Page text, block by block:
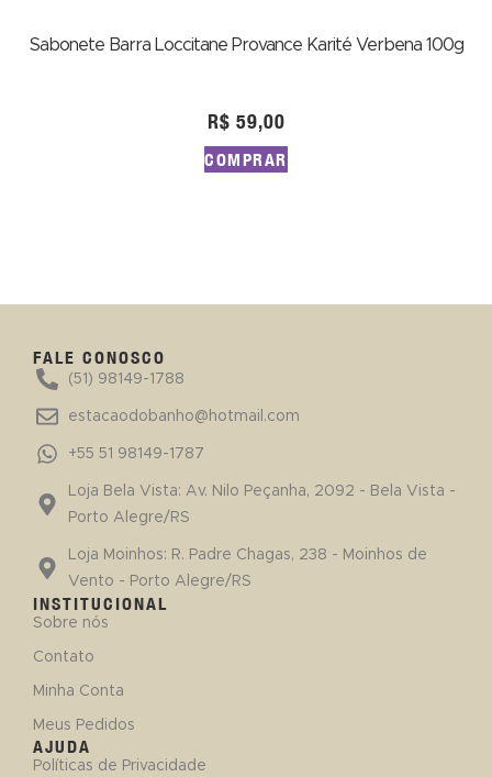
Sabonete Barra Loccitane Provance Karité Verbena 100g
R$ 59,00
COMPRAR
FALE CONOSCO
(51) 98149-1788
estacaodobanho@hotmail.com
+55 51 98149-1787
Loja Bela Vista: Av. Nilo Peçanha, 2092 - Bela Vista -
Porto Alegre/RS
Loja Moinhos: R. Padre Chagas, 238 - Moinhos de
Vento - Porto Alegre/RS
INSTITUCIONAL
Sobre nós
Contato
Minha Conta
Meus Pedidos
AJUDA
Políticas de Privacidade